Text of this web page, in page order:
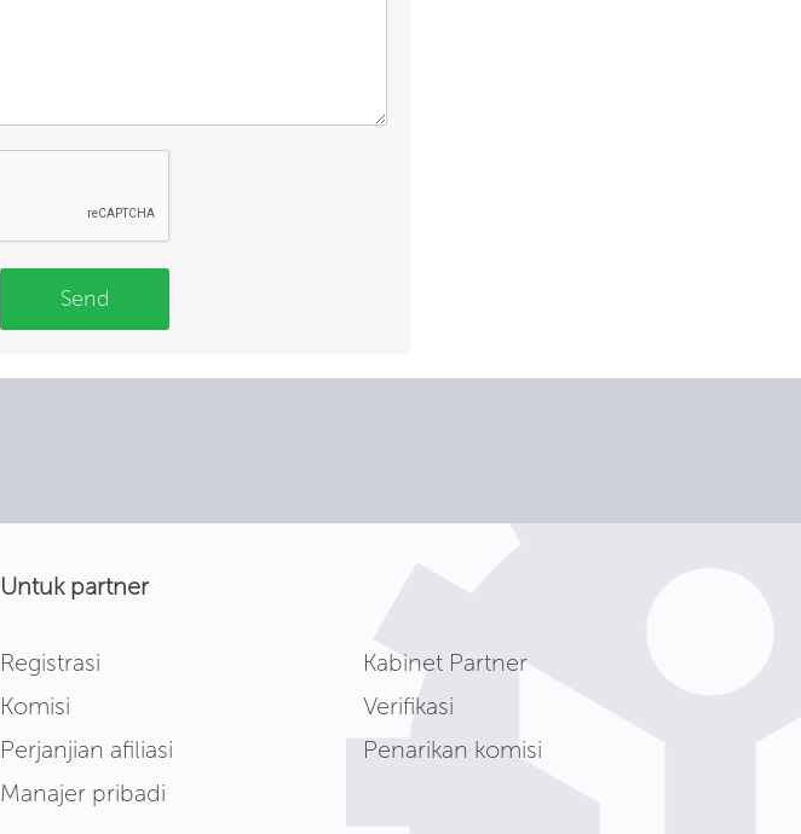
Send
Untuk partner
Registrasi
Kabinet Partner
Komisi
Verifikasi
Perjanjian afiliasi
Penarikan komisi
Manajer pribadi